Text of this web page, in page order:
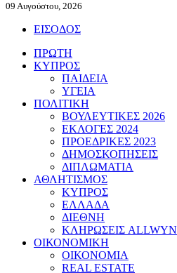
09 Αυγούστου, 2026
ΕΙΣΟΔΟΣ
ΠΡΩΤΗ
ΚΥΠΡΟΣ
ΠΑΙΔΕΙΑ
ΥΓΕΙΑ
ΠΟΛΙΤΙΚΗ
ΒΟΥΛΕΥΤΙΚΕΣ 2026
ΕΚΛΟΓΕΣ 2024
ΠΡΟΕΔΡΙΚΕΣ 2023
ΔΗΜΟΣΚΟΠΗΣΕΙΣ
ΔΙΠΛΩΜΑΤΙΑ
ΑΘΛΗΤΙΣΜΟΣ
ΚΥΠΡΟΣ
ΕΛΛΑΔΑ
ΔΙΕΘΝΗ
ΚΛΗΡΩΣΕΙΣ ALLWYN
ΟΙΚΟΝΟΜΙΚΗ
ΟΙΚΟΝΟΜΙΑ
REAL ESTATE